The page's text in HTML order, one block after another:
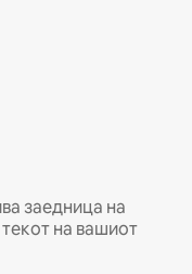
заедница на
на вашиот